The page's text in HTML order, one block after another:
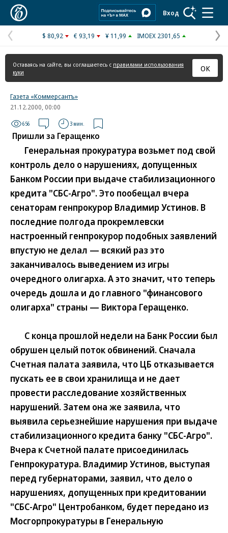
Вход
Предыдущая
страница
$ 80,92 € 93,19 ¥ 11,99 IMOEX 2301,65
Оставаясь на сайте, вы соглашаетесь с правилами использования
куки
ОК
Газета «Коммерсантъ»
21.12.2000, 00:00
656 3 мин.
Пришли за Геращенко
Генеральная прокуратура возьмет под свой
контроль дело о нарушениях, допущенных
Банком России при выдаче стабилизационного
кредита "СБС-Агро". Это пообещал вчера
сенаторам генпрокурор Владимир Устинов. В
последние полгода прокремлевски
настроенный генпрокурор подобных заявлений
впустую не делал — всякий раз это
заканчивалось выведением из игры
очередного олигарха. А это значит, что теперь
очередь дошла и до главного "финансового
олигарха" страны — Виктора Геращенко.
С конца прошлой недели на Банк России был
обрушен целый поток обвинений. Сначала
Счетная палата заявила, что ЦБ отказывается
пускать ее в свои хранилища и не дает
провести расследование хозяйственных
нарушений. Затем она же заявила, что
выявила серьезнейшие нарушения при выдаче
стабилизационного кредита банку "СБС-Агро".
Вчера к Счетной палате присоединилась
Генпрокуратура. Владимир Устинов, выступая
перед губернаторами, заявил, что дело о
нарушениях, допущенных при кредитовании
"СБС-Агро" Центробанком, будет передано из
Мосгорпрокуратуры в Генеральную